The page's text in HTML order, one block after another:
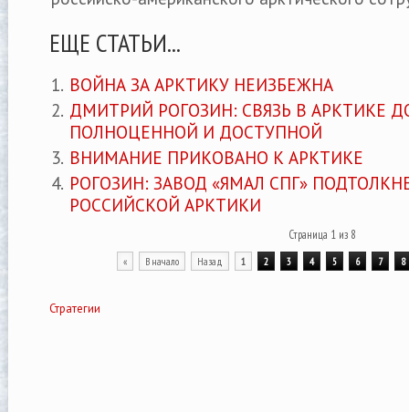
ЕЩЕ СТАТЬИ...
ВОЙНА ЗА АРКТИКУ НЕИЗБЕЖНА
ДМИТРИЙ РОГОЗИН: СВЯЗЬ В АРКТИКЕ
ПОЛНОЦЕННОЙ И ДОСТУПНОЙ
ВНИМАНИЕ ПРИКОВАНО К АРКТИКЕ
РОГОЗИН: ЗАВОД «ЯМАЛ СПГ»
РОССИЙСКОЙ АРКТИКИ
Страница 1 из 8
« В начало Назад 1 2 3 4 5 6 7 8
Стратегии